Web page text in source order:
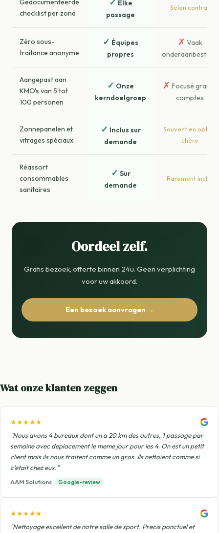
Gedocumenteerde
checklist per zone
Elke
passage
Selon contrat
Zéro sous-
traitance anonyme
✓ Équipes
propres
✗ Vaak
onderaanbesteed
Aangepast aan
KMO's van 5 tot
100 personen
✓ Onze
kerndoelgroep
✗ Focusé grands
comptes
Zonnepanelen et
vitrages spéciaux
✓ Inclus sur
demande
Souvent en option
chère
Réassort
consommables
sanitaires
✓ Sur
demande
Rarement inclus
Oordeel zelf.
Gratis bezoek, offerte binnen 24u. Geen verplichting
voor uw akkoord.
Een bezoek aanvragen →
Wat onze klanten zeggen
★★★★★
"Nous avons 4 bureaux dont un a 20 km des autres, 1 passage par
semaine avec deplacement le meme jour pour les 4. On est un petit
client mais ils nous traitent comme un gros. Ils nettoient comme si
c'etait chez eux."
AAM Solutions Google-review
★★★★★
"Nettoyage excellent de notre salle de sport. Precis ponctuel et